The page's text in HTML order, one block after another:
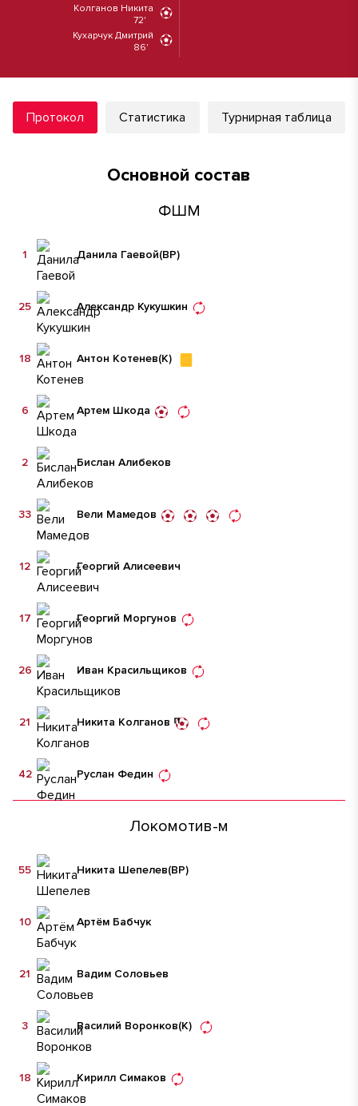
Колганов Никита
72'
Кухарчук Дмитрий
86'
Протокол Статистика Турнирная таблица
Основной состав
ФШМ
Данила Гаевой(ВР)
1
Александр Кукушкин
25
Антон Котенев(К)
18
Артем Шкода
6
Бислан Алибеков
2
Вели Мамедов
33
Георгий Алисеевич
12
Георгий Моргунов
17
Иван Красильщиков
26
Никита Колганов
21
Руслан Федин
42
Локомотив-м
Никита Шепелев(ВР)
55
Артём Бабчук
10
Вадим Соловьев
21
Василий Воронков(К)
3
Кирилл Симаков
18